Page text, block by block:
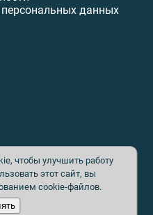
данных
Перепечатка материалов
разрешения. При
обязательна. Редакция не
рекламных материалов. Все
необходимые сертификаты и
без письменного согласия
чтобы улучшить работу
этот сайт, вы
cookie-файлов.